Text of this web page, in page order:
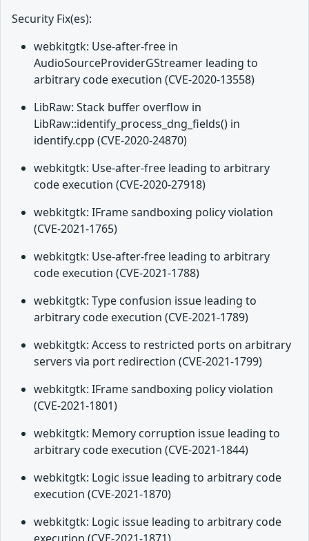
Security Fix(es):
webkitgtk: Use-after-free in
AudioSourceProviderGStreamer leading to
arbitrary code execution (CVE-2020-13558)
LibRaw: Stack buffer overflow in
LibRaw::identify_process_dng_fields() in
identify.cpp (CVE-2020-24870)
webkitgtk: Use-after-free leading to arbitrary
code execution (CVE-2020-27918)
webkitgtk: IFrame sandboxing policy violation
(CVE-2021-1765)
webkitgtk: Use-after-free leading to arbitrary
code execution (CVE-2021-1788)
webkitgtk: Type confusion issue leading to
arbitrary code execution (CVE-2021-1789)
webkitgtk: Access to restricted ports on arbitrary
servers via port redirection (CVE-2021-1799)
webkitgtk: IFrame sandboxing policy violation
(CVE-2021-1801)
webkitgtk: Memory corruption issue leading to
arbitrary code execution (CVE-2021-1844)
webkitgtk: Logic issue leading to arbitrary code
execution (CVE-2021-1870)
webkitgtk: Logic issue leading to arbitrary code